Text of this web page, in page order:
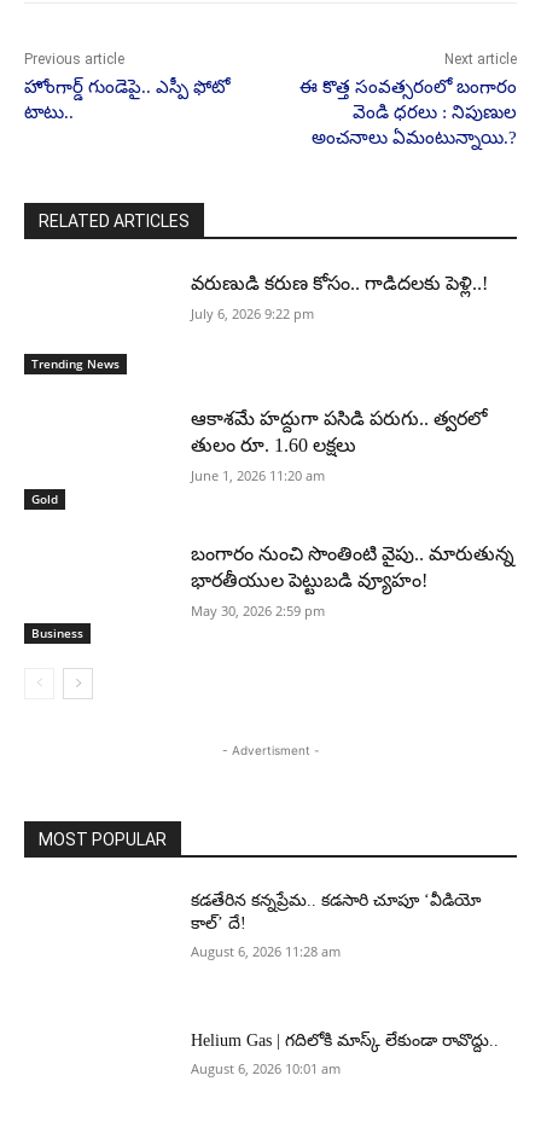
Previous article
హోంగార్డ్ గుండెపై.. ఎస్పీ ఫోటో
టాటు..
Next article
ఈ కొత్త సంవత్సరంలో బంగారం
వెండి ధరలు : నిపుణుల
అంచనాలు ఏమంటున్నాయి.?
RELATED ARTICLES
Trending News
వరుణుడి కరుణ కోసం.. గాడిదలకు పెళ్లి..!
July 6, 2026 9:22 pm
Gold
ఆకాశమే హద్దుగా పసిడి పరుగు.. త్వరలో
తులం రూ. 1.60 లక్షలు
June 1, 2026 11:20 am
Business
బంగారం నుంచి సొంతింటి వైపు.. మారుతున్న
భారతీయుల పెట్టుబడి వ్యూహం!
May 30, 2026 2:59 pm
- Advertisment -
MOST POPULAR
కడతేరిన కన్నప్రేమ.. కడసారి చూపూ ‘వీడియో
కాల్’ దే!
August 6, 2026 11:28 am
Helium Gas | గదిలోకి మాస్క్ లేకుండా రావొద్దు..
August 6, 2026 10:01 am